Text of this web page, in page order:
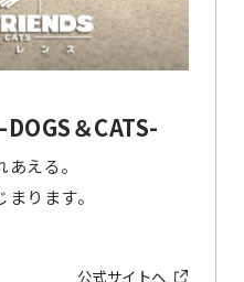
＆CATS-
える。
ります。
公式サイトへ